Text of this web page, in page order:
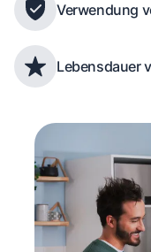
Verwendung
Lebensdauer